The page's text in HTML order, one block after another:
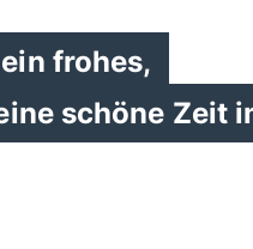
frohes,
schöne Zeit